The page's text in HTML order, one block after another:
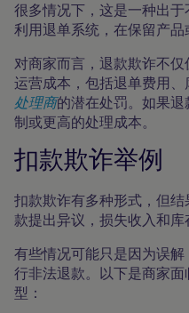
很多情况下，这是一种出
利用退单系统，在保留产品
对商家而言，退款欺诈不
运营成本，包括退单费用
处理商的潜在处罚。如果
制或更高的处理成本。
扣款欺诈举例
扣款欺诈有多种形式，但
款提出异议，损失收入和库
有些情况可能只是因为误
行非法退款。以下是商家
型：